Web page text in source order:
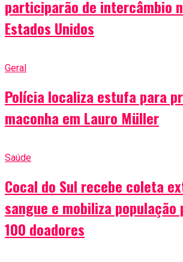
participarão de intercâmbio
Estados Unidos
Geral
Polícia localiza estufa para
maconha em Lauro Müller
Saúde
Cocal do Sul recebe coleta
sangue e mobiliza
100 doadores